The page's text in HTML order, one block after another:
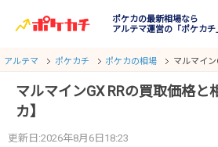
ポケカの最新相場なら
アルテマ運営の「ポケカチ
アルテマ ポケカチ ポケカの相場 マルマイ
マルマインGX RRの買取価格と
カ】
更新日:2026年8月6日18:23